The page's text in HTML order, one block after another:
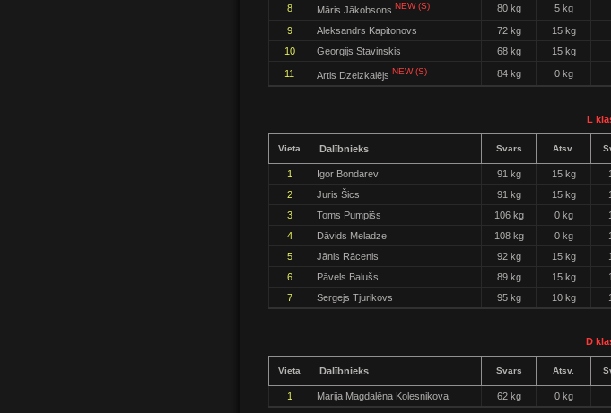
8 Māris Jākobsons NEW (S) 80 kg 5 kg
9 Aleksandrs Kapitonovs 72 kg 15 kg
10
Georgijs Stavinskis 68 kg 15 kg
11 Artis Dzelzkalējs NEW (S) 84 kg 0 kg
L
Vieta Dalībnieks Svars Atsv.
1 Igor Bondarev 91 kg 15 kg
2
Juris Šics 91 kg 15 kg
3
Toms Pumpišs 106 kg 0 kg
4
Dāvids Meladze 108 kg 0 kg
5
Jānis Rācenis 92 kg 15 kg
6
Pāvels Balušs 89 kg 15 kg
7
Sergejs Tjurikovs 95 kg 10 kg
D
Vieta Dalībnieks Svars Atsv.
1 Marija Magdalēna Kolesnikova 62 kg 0 kg